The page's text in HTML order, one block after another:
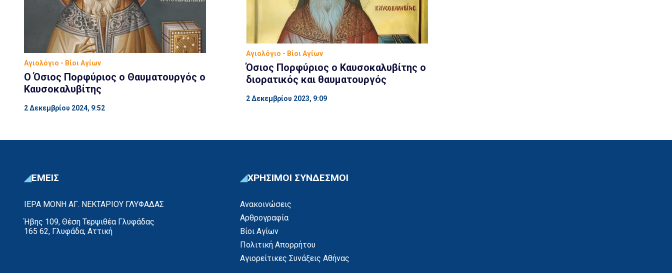
Αγιολόγιο - Βίοι Αγίων
Ο Όσιος Πορφύριος ο Θαυματουργός ο
Καυσοκαλυβίτης
2 Δεκεμβρίου 2024, 9:52
Αγιολόγιο - Βίοι Αγίων
Όσιος Πορφύριος ο Καυσοκαλυβίτης ο
διορατικός και θαυματουργός
2 Δεκεμβρίου 2023, 9:09
ΕΜΕΙΣ
ΙΕΡΑ ΜΟΝΗ ΑΓ. ΝΕΚΤΑΡΙΟΥ ΓΛΥΦΑΔΑΣ
Ήβης 109, Θέση Τερψιθέα Γλυφάδας
165 62, Γλυφάδα, Αττική
ΧΡΗΣΙΜΟΙ ΣΥΝΔΕΣΜΟΙ
Ανακοινώσεις
Αρθρογραφία
Βίοι Αγίων
Πολιτική Απορρήτου
Αγιορείτικες Συνάξεις Αθήνας